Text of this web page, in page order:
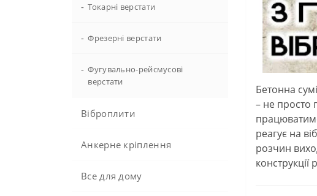
- Токарні верстати
- Фрезерні верстати
- Фугувально-рейсмусові
верстати
Віброплити
Анкерне кріплення
Все для дому
Бетонна
– не просто
реагує на
розчин
конструкції